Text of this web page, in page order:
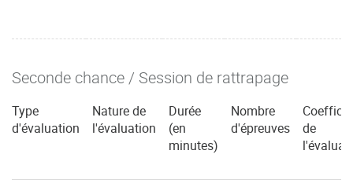
Seconde chance / Session de rattrapage
Type
d'évaluation
Nature de
l'évaluation
Durée
(en
minutes)
Nombre
d'épreuves
de